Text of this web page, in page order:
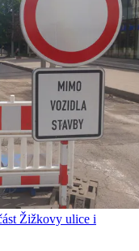
Žižkovy ulice i